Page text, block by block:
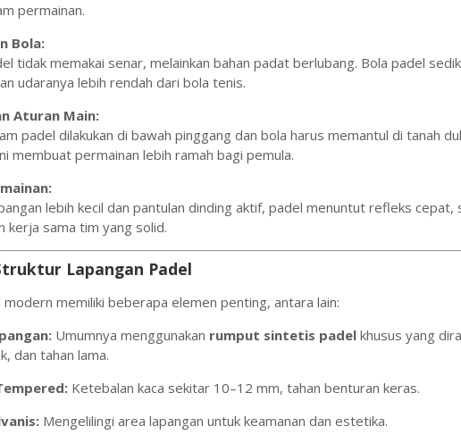
permainan.
Bola:
tidak memakai senar, melainkan bahan padat berlubang. Bola padel
udaranya lebih rendah dari bola tenis.
Aturan Main:
padel dilakukan di bawah pinggang dan bola harus memantul di tanah
membuat permainan lebih ramah bagi pemula.
lebih kecil dan pantulan dinding aktif, padel menuntut refleks cepat,
kerja sama tim yang solid.
Lapangan Padel
modern memiliki beberapa elemen penting, antara lain:
Umumnya menggunakan rumput sintetis padel khusus yang
dan tahan lama.
Ketebalan kaca sekitar 10–12 mm, tahan benturan keras.
Mengelilingi area lapangan untuk keamanan dan estetika.